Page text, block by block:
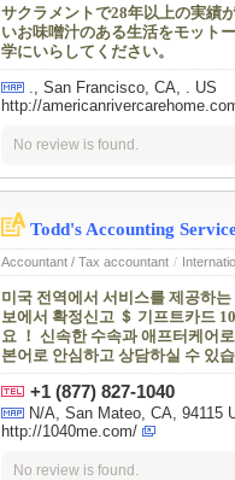
サクラメントで28年以上の実績
いお味噌汁のある生活をモット
学にいらしてください。
., San Francisco, CA, . US
http://
No review is found.
Todd's Accounting
Accountant / Tax accountant /
미국 전역에서 서비스를 제공하
보에서 확정신고 ＄ 기프트카드
요 ！ 신속한 수속과 애프터케어
본어로 안심하고 상담하실 수 있
+1 (877) 827-1040
N/A, San Mateo, CA, 94115
http://1040me.com/
No review is found.